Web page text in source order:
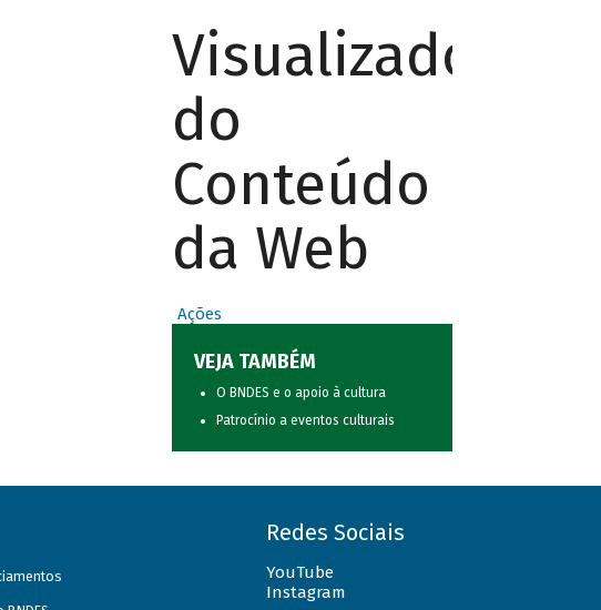
Visualizador
do
Conteúdo
da Web
Ações
VEJA TAMBÉM
O BNDES e o apoio à cultura
Patrocínio a eventos culturais
Redes Sociais
YouTube
Instagram